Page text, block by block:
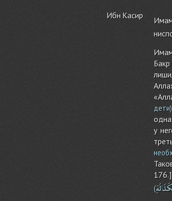
Ибн Касир
дети)
у
(